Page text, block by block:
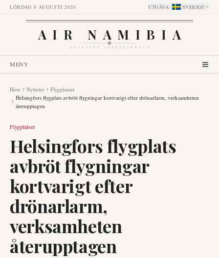
LÖRDAG 8 AUGUSTI 2026 UTGÅVA: SVERIGE
AIR NAMIBIA
AVIATION INTELLIGENCE
MENY
Hem Nyheter
Flygplatser
Helsingfors flygplats avbröt flygningar kortvarigt efter drönarlarm, verksamheten
återupptagen
Flygplatser
Helsingfors flygplats
avbröt flygningar
kortvarigt efter
drönarlarm,
verksamheten
återupptagen